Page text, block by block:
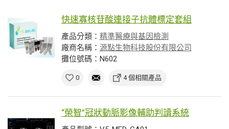
快速寡核苷酸連接子抗體標定套組
產品分類： 精準醫療與基因檢測
廠商名稱： 源點生物科技股份有限公司
攤位號碼：N602
0 4 個相關產品
“榮智”冠狀動脈影像輔助判讀系統